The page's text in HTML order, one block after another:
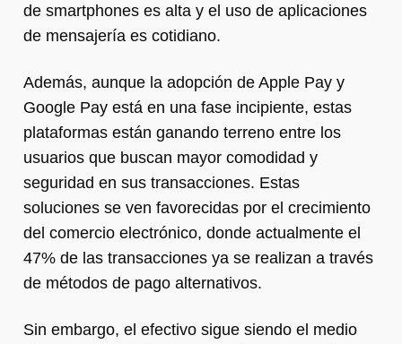
de smartphones es alta y el uso de aplicaciones
de mensajería es cotidiano.
Además, aunque la adopción de Apple Pay y
Google Pay está en una fase incipiente, estas
plataformas están ganando terreno entre los
usuarios que buscan mayor comodidad y
seguridad en sus transacciones. Estas
soluciones se ven favorecidas por el crecimiento
del comercio electrónico, donde actualmente el
47% de las transacciones ya se realizan a través
de métodos de pago alternativos.
Sin embargo, el efectivo sigue siendo el medio